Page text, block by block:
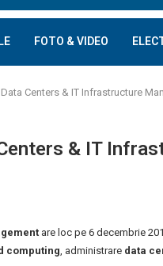
FOTO & VIDEO
Centers & IT Infrastructure
& IT
are loc pe 6 decembrie
computing, administrare data